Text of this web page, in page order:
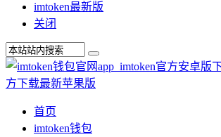
imtoken最新版
关闭
首页
imtoken钱包